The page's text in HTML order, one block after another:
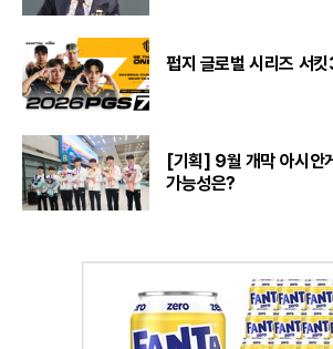
펍지 글로벌 시리즈 서
[기획] 9월 개막 아시안
가능성은?